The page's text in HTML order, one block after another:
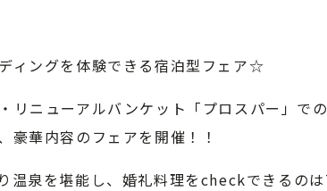
ィングを体験できる宿泊型フェア☆
リニューアルバンケット「プロスパー」で
豪華内容のフェアを開催！！
温泉を堪能し、婚礼料理をcheckできるの